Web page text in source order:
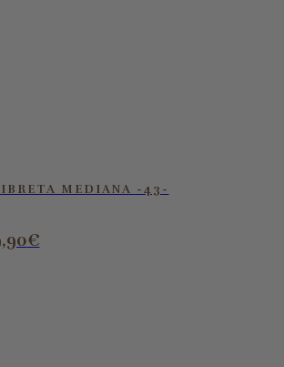
MEDIANA -43-
€